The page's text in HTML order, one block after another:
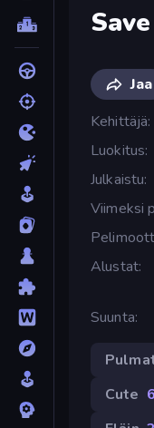
Jaa
Kehittäjä
Luokitus
Julkaistu
Viimeksi
Alustat
Suunta
Cute